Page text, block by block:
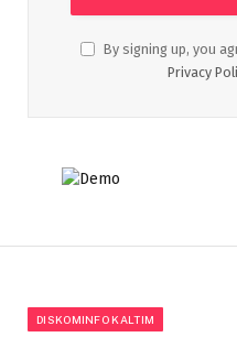
By signing up, you
Privacy
DISKOMINFO KALTIM